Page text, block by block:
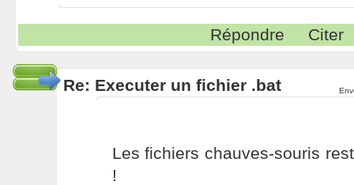
Répondre Citer
Re: Executer un fichier .bat
Les fichiers chauves-souris
!